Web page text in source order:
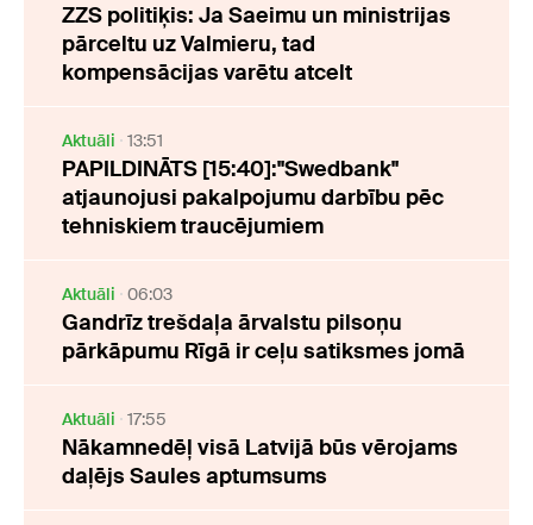
ZZS politiķis: Ja Saeimu un ministrijas
pārceltu uz Valmieru, tad
kompensācijas varētu atcelt
Aktuāli 13:51
PAPILDINĀTS [15:40]:"Swedbank"
atjaunojusi pakalpojumu darbību pēc
tehniskiem traucējumiem
Aktuāli 06:03
Gandrīz trešdaļa ārvalstu pilsoņu
pārkāpumu Rīgā ir ceļu satiksmes jomā
Aktuāli 17:55
Nākamnedēļ visā Latvijā būs vērojams
daļējs Saules aptumsums